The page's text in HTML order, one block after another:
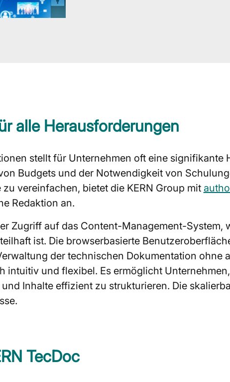
alle Herausforderungen
stellt für Unternehmen oft eine signifikante
Budgets und der Notwendigkeit von
vereinfachen, bietet die KERN Group mit
Redaktion an.
Zugriff auf das Content-Management-System,
ist. Die browserbasierte
der technischen Dokumentation ohne
und flexibel. Es ermöglicht
Inhalte effizient zu strukturieren. Die
TecDoc